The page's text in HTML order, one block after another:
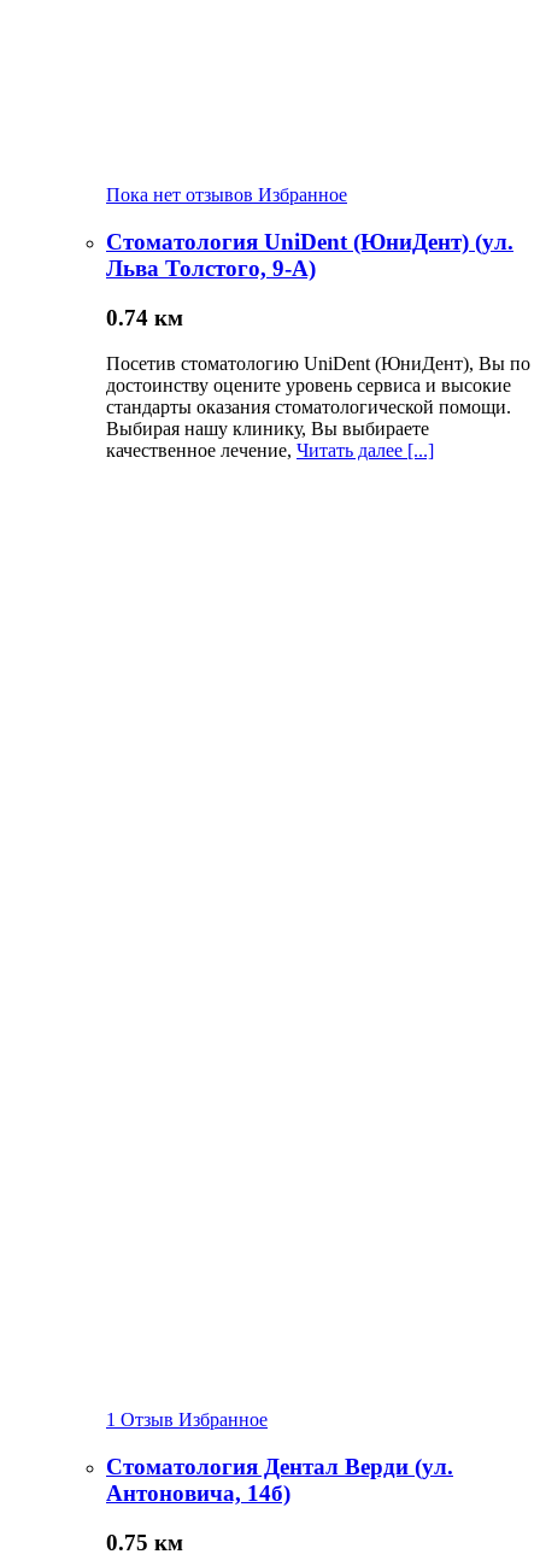
Пока нет отзывов Избранное
Стоматология UniDent (ЮниДент) (ул.
Льва Толстого, 9-А)
0.74 км
Посетив стоматологию UniDent (ЮниДент), Вы по
достоинству оцените уровень сервиса и высокие
стандарты оказания стоматологической помощи.
Выбирая нашу клинику, Вы выбираете
качественное лечение, Читать далее [...]
1 Отзыв Избранное
Стоматология Дентал Верди (ул.
Антоновича, 14б)
0.75 км